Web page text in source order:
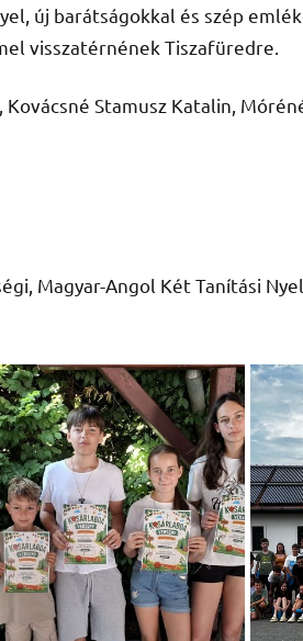
új barátságokkal és szép
visszatérnének Tiszafüredre.
Stamusz Katalin,
Magyar-Angol Két Tanítási